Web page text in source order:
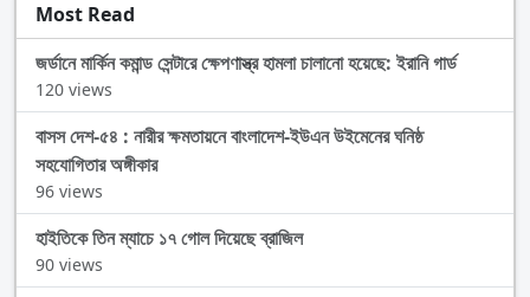
Most Read
জর্ডানে মার্কিন কমান্ড সেন্টারে ক্ষেপণাস্ত্র হামলা চালানো হয়েছে: ইরানি গার্ড
120 views
বাসস দেশ-৫৪ : নারীর ক্ষমতায়নে বাংলাদেশ-ইউএন উইমেনের ঘনিষ্ঠ
সহযোগিতার অঙ্গীকার
96 views
হাইতিকে তিন ম্যাচে ১৭ গোল দিয়েছে ব্রাজিল
90 views